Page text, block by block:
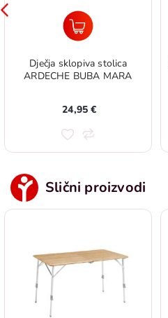
Dječja sklopiva stolica
ARDECHE BUBA MARA
24,95 €
Slični proizvodi